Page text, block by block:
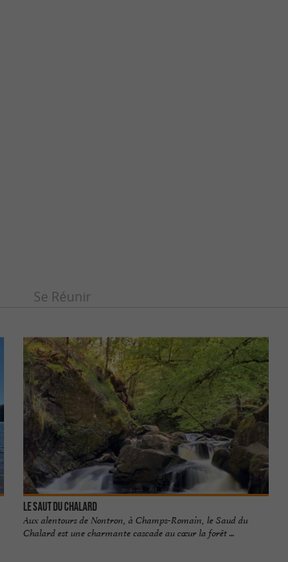
Se Réunir
Le Saut du Chalard
Aux alentours de Nontron, à Champs-Romain, le Saud du
Chalard est une charmante cascade au cœur la forêt ...